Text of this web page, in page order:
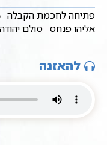
אליהו פנחס | סולם יהודה
להאזנה